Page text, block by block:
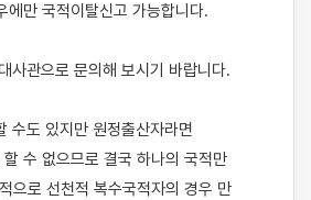
에만 국적이탈신고 가능합니다.
사관으로 문의해 보시기 바랍니다.
수도 있지만 원정출산자라면
수 없으므로 결국 하나의 국적만
으로 선천적 복수국적자의 경우 만